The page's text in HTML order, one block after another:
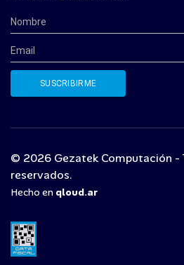
© 2026 Gezatek Computación -
reservados.
Hecho en qloud.ar